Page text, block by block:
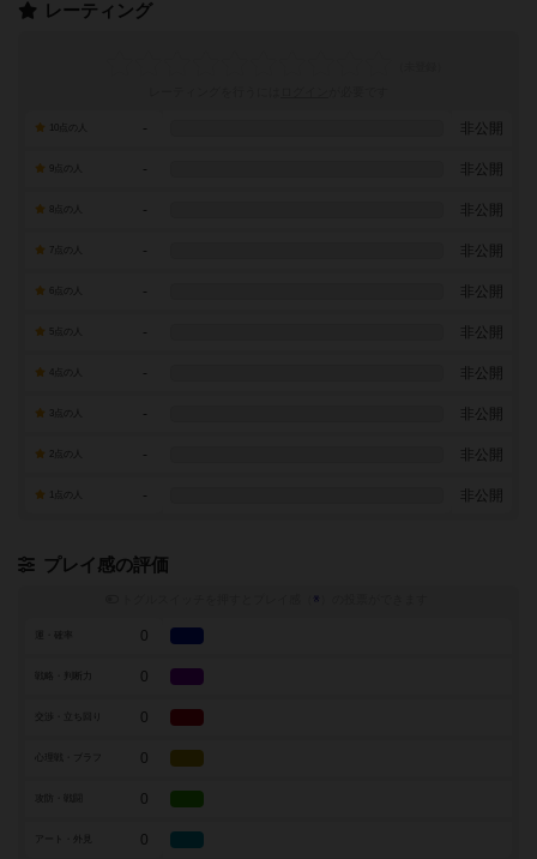
レーティング
- 非公開
- 非公開
- 非公開
7点の人 - 非公開
- 非公開
- 非公開
- 非公開
- 非公開
- 非公開
- 非公開
プレイ感の評価
※
0
戦略・判断力 0
0
0
0
アート・外見 0